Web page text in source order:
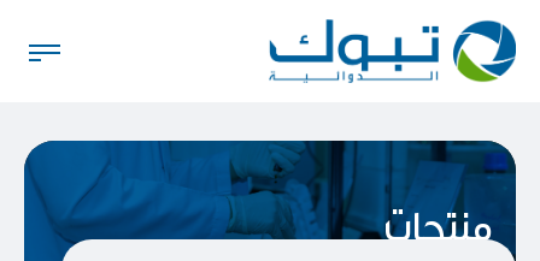
منتجات